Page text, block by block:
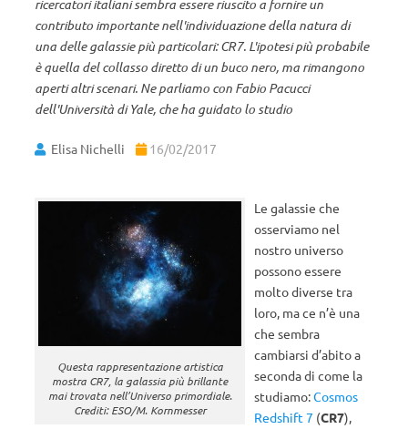
ricercatori italiani sembra essere riuscito a fornire un
contributo importante nell'individuazione della natura di
una delle galassie più particolari: CR7. L'ipotesi più probabile
è quella del collasso diretto di un buco nero, ma rimangono
aperti altri scenari. Ne parliamo con Fabio Pacucci
dell'Università di Yale, che ha guidato lo studio
Elisa Nichelli 16/02/2017
Questa rappresentazione artistica
mostra CR7, la galassia più brillante
mai trovata nell’Universo primordiale.
Crediti: ESO/M. Kornmesser
Le galassie che
osserviamo nel
nostro universo
possono essere
molto diverse tra
loro, ma ce n’è una
che sembra
cambiarsi d’abito a
seconda di come la
studiamo:Cosmos
Redshift 7 (CR7),